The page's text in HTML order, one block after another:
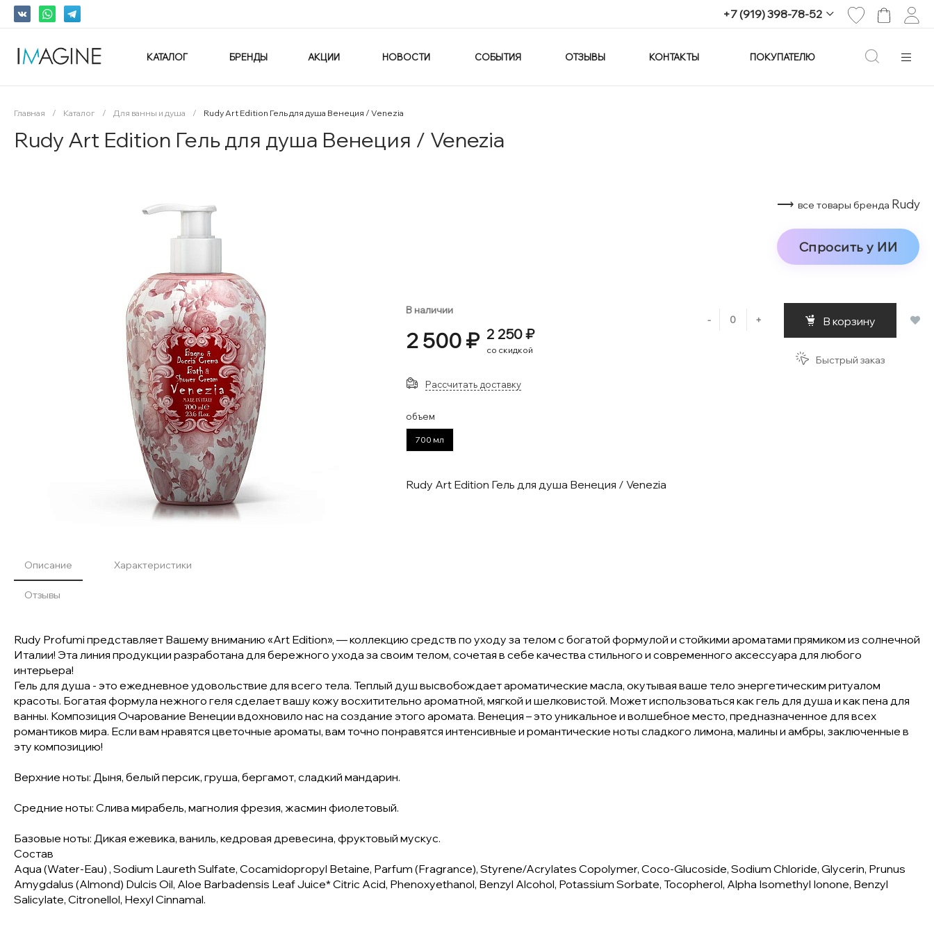
+7 (919) 398-78-52
+7 (919) 398-78-52
КАТАЛОГ БРЕНДЫ АКЦИИ НОВОСТИ СОБЫТИЯ ОТЗЫВЫ КОНТАКТЫ ПОКУПАТЕЛЮ
Главная / Каталог / Для ванны и душа / Rudy Art Edition Гель для душа Венеция / Venezia
Rudy Art Edition Гель для душа Венеция / Venezia
⟶ все товары бренда Rudy
Спросить у ИИ
В наличии
2 500 ₽ 2 250 ₽
со скидкой
- + В корзину
Быстрый заказ
Рассчитать доставку
объем
700 мл
Rudy Art Edition Гель для душа Венеция / Venezia
Описание Характеристики
Отзывы
Rudy Profumi представляет Вашему вниманию «Art Edition», — коллекцию средств по уходу за телом с богатой формулой и стойкими ароматами прямиком из солнечной
Италии! Эта линия продукции разработана для бережного ухода за своим телом, сочетая в себе качества стильного и современного аксессуара для любого
интерьера!
Гель для душа - это ежедневное удовольствие для всего тела. Теплый душ высвобождает ароматические масла, окутывая ваше тело энергетическим ритуалом
красоты. Богатая формула нежного геля сделает вашу кожу восхитительно ароматной, мягкой и шелковистой. Может использоваться как гель для душа и как пена для
ванны. Композиция Очарование Венеции вдохновило нас на создание этого аромата. Венеция – это уникальное и волшебное место, предназначенное для всех
романтиков мира. Если вам нравятся цветочные ароматы, вам точно понравятся интенсивные и романтические ноты сладкого лимона, малины и амбры, заключенные в
эту композицию!
Верхние ноты: Дыня, белый персик, груша, бергамот, сладкий мандарин.
Средние ноты: Слива мирабель, магнолия фрезия, жасмин фиолетовый.
Базовые ноты: Дикая ежевика, ваниль, кедровая древесина, фруктовый мускус.
Состав
Aqua (Water-Eau) , Sodium Laureth Sulfate, Cocamidopropyl Betaine, Parfum (Fragrance), Styrene/Acrylates Copolymer, Coco-Glucoside, Sodium Chloride, Glycerin, Prunus
Amygdalus (Almond) Dulcis Oil, Aloe Barbadensis Leaf Juice* Citric Acid, Phenoxyethanol, Benzyl Alcohol, Potassium Sorbate, Tocopherol, Alpha Isomethyl Ionone, Benzyl
Salicylate, Citronellol, Hexyl Cinnamal.